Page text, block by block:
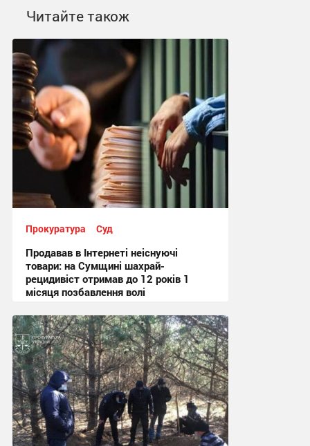
Читайте також
Прокуратура Суд
Продавав в Інтернеті неіснуючі
товари: на Сумщині шахрай-
рецидивіст отримав до 12 років 1
місяця позбавлення волі
12:25, 4.08.2026